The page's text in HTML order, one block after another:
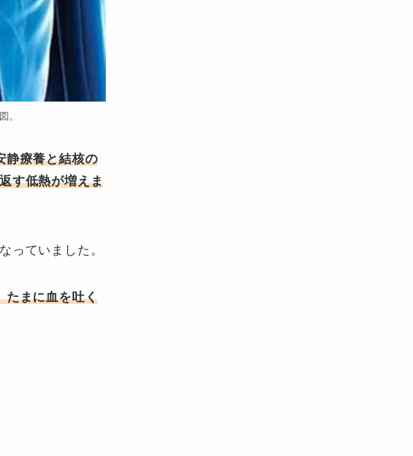
。
静療養と結核の
す低熱が増えま
っていました。
たまに血を吐く